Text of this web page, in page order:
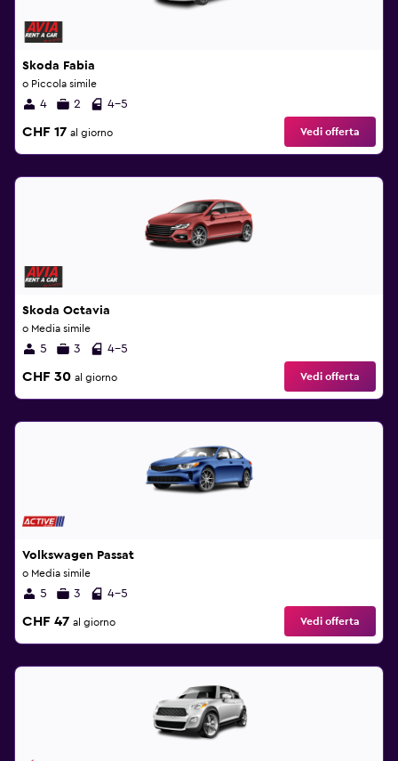
Skoda Fabia
o Piccola simile
4 2 4-5
CHF 17 al giorno Vedi offerta
Skoda Octavia
o Media simile
5 3 4-5
CHF 30 al giorno Vedi offerta
Volkswagen Passat
o Media simile
5 3 4-5
CHF 47 al giorno Vedi offerta